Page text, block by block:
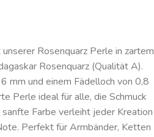
Rosenquarz Perle in zartem
Rosenquarz (Qualität A).
mm und einem Fädelloch von 0,8
Perle ideal für alle, die Schmuck
Farbe verleiht jeder Kreation
Perfekt für Armbänder, Ketten